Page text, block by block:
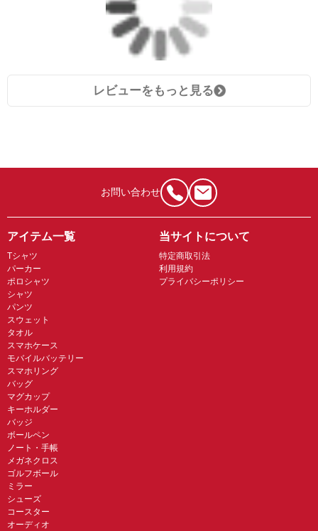
レビューをもっと見る
お問い合わせ
アイテム一覧
Tシャツ
パーカー
ポロシャツ
シャツ
パンツ
スウェット
タオル
スマホケース
モバイルバッテリー
スマホリング
バッグ
マグカップ
キーホルダー
バッジ
ボールペン
ノート・手帳
メガネクロス
ゴルフボール
ミラー
シューズ
コースター
オーディオ
当サイトについて
特定商取引法
利用規約
プライバシーポリシー